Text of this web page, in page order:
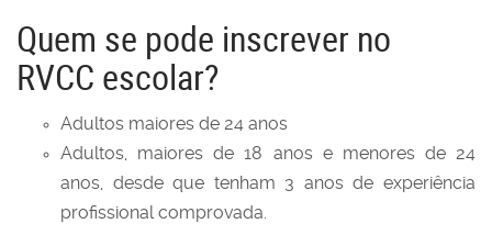
Quem se pode inscrever no
RVCC escolar?
Adultos maiores de 24 anos
Adultos, maiores de 18 anos e menores de 24
anos, desde que tenham 3 anos de experiência
profissional comprovada.